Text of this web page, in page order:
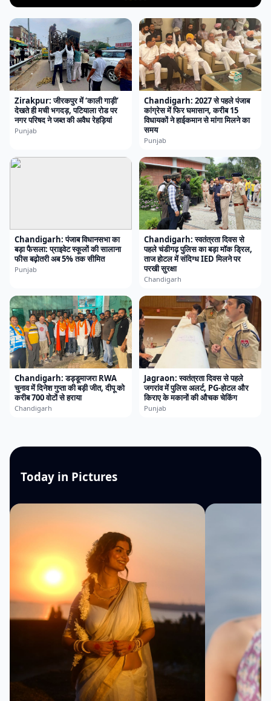
Zirakpur: जीरकपुर में ‘काली गाड़ी’
देखते ही मची भगदड़, पटियाला रोड पर
नगर परिषद ने जब्त की अवैध रेहड़ियां
Punjab
Chandigarh: 2027 से पहले पंजाब
कांग्रेस में फिर घमासान, करीब 15
विधायकों ने हाईकमान से मांगा मिलने का
समय
Punjab
Chandigarh: पंजाब विधानसभा का
बड़ा फैसला: प्राइवेट स्कूलों की सालाना
फीस बढ़ोतरी अब 5% तक सीमित
Punjab
Chandigarh: स्वतंत्रता दिवस से
पहले चंडीगढ़ पुलिस का बड़ा मॉक ड्रिल,
ताज होटल में संदिग्ध IED मिलने पर
परखी सुरक्षा
Chandigarh
Chandigarh: डड्डूमाजरा RWA
चुनाव में दिनेश गुप्ता की बड़ी जीत, दीपू को
करीब 700 वोटों से हराया
Chandigarh
Jagraon: स्वतंत्रता दिवस से पहले
जगरांव में पुलिस अलर्ट, PG-होटल और
किराए के मकानों की औचक चेकिंग
Punjab
Today in Pictures